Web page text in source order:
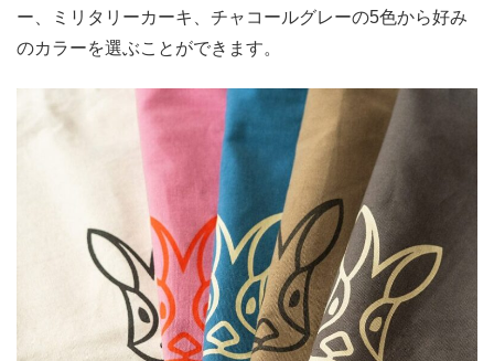
ー、ミリタリーカーキ、チャコールグレーの5色から好み
のカラーを選ぶことができます。